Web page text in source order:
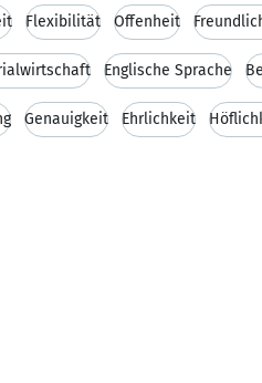
Flexibilität Offenheit
Englische Sprache
Genauigkeit Ehrlichkeit